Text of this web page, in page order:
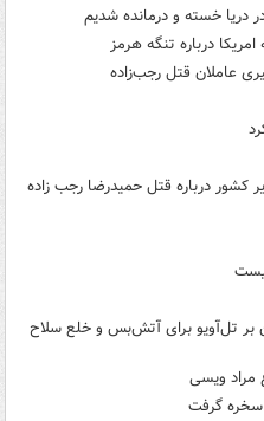
درباره تنگه هرمز
عاملان قتل رجب‌زاده
کشور درباره قتل حمیدرضا رجب زاده
بر تل‌آویو برای آتش‌بس و خلع سلاح
مراد ویسی
سخره گرفت